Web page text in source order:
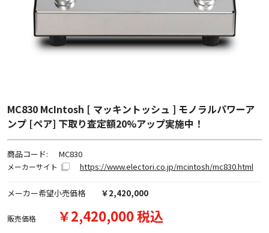
MC830 McIntosh [ マッキントッシュ ] モノラルパワーア
ンプ [ペア] 下取り査定額20%アップ実施中！
商品コード: MC830
メーカーサイト https://www.electori.co.jp/mcintosh/mc830.html
メーカー希望小売価格 ￥2,420,000
販売価格 ￥2,420,000 税込